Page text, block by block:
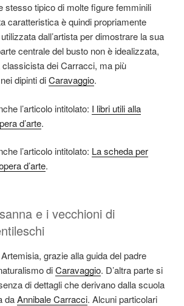
stesso tipico di molte figure femminili
caratteristica è quindi propriamente
dall’artista per dimostrare la sua
centrale del busto non è idealizzata,
dei Carracci, ma più
dipinti diCaravaggio.
l’articolo intitolato: I libri utili alla
d’arte.
l’articolo intitolato: La scheda per
d’arte.
e i vecchioni di
Artemisia, grazie alla guida del padre
diCaravaggio. D’altra parte si
di dettagli che derivano dalla scuola
daAnnibale Carracci. Alcuni particolari